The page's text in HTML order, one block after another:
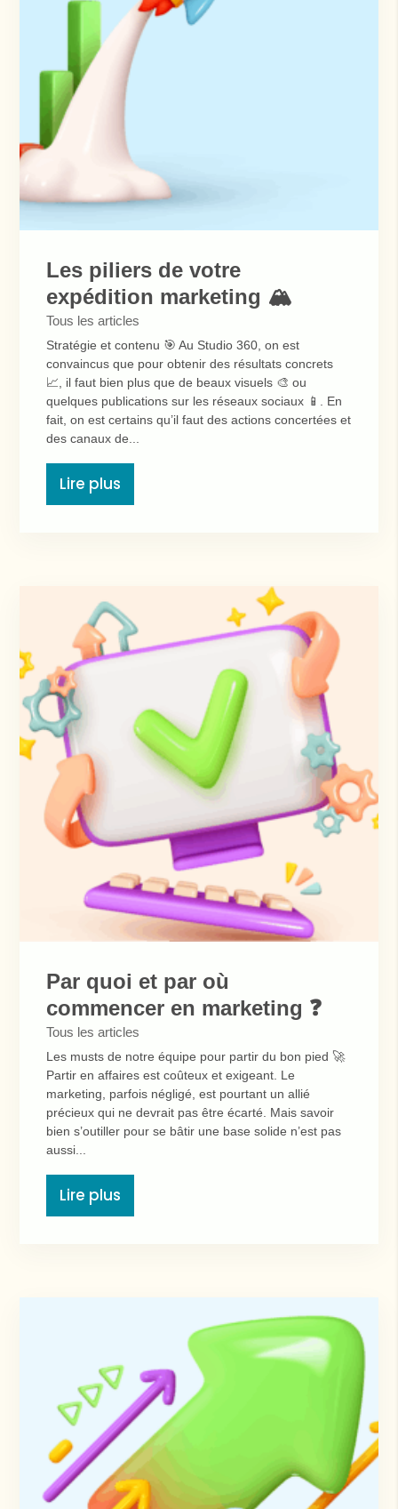
Les piliers de votre
expédition marketing 🏔️
Tous les articles
Stratégie et contenu 🎯 Au Studio 360, on est
convaincus que pour obtenir des résultats concrets
📈, il faut bien plus que de beaux visuels 🎨 ou
quelques publications sur les réseaux sociaux 📱. En
fait, on est certains qu’il faut des actions concertées et
des canaux de...
Lire plus
Par quoi et par où
commencer en marketing ❓
Tous les articles
Les musts de notre équipe pour partir du bon pied 🚀
Partir en affaires est coûteux et exigeant. Le
marketing, parfois négligé, est pourtant un allié
précieux qui ne devrait pas être écarté. Mais savoir
bien s’outiller pour se bâtir une base solide n’est pas
aussi...
Lire plus